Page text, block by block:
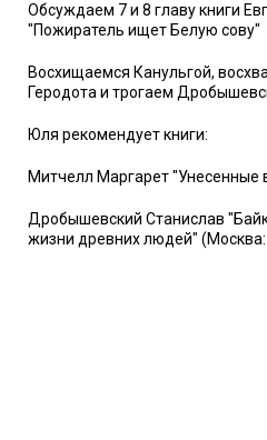
Обсуждаем 7 и 8 главу книги
"Пожиратель ищет Белую сову"
Восхищаемся Канульгой,
Геродота и трогаем
Юля рекомендует книги:
Митчелл Маргарет
Дробышевский Станислав
жизни древних людей"